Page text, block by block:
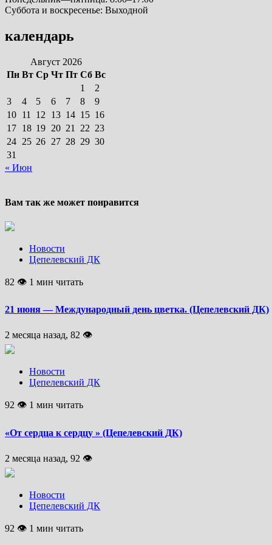
Суббота и воскресенье: Выходной
календарь
Август 2026
Пн Вт Ср Чт Пт Сб Вс
1
2
3
4 5 6 7 8
9
10 11 12 13 14 15 16
17 18 19 20 21 22 23
24 25 26 27 28 29 30
31
« Июн
Вам так же может понравится
Новости
Цепелевский ДК
82 👁 1 мин читать
21 июня — Международный день цветка. (Цепелевский ДК)
2 месяца назад, 82 👁
Новости
Цепелевский ДК
92 👁 1 мин читать
«От сердца к сердцу » (Цепелевский ДК)
2 месяца назад, 92 👁
Новости
Цепелевский ДК
92 👁 1 мин читать